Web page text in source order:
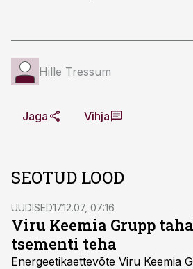
Hille Tressum
Jaga Vihja
SEOTUD LOOD
UUDISED17.12.07, 07:16
Viru Keemia Grupp
tsementi teha
Energeetikaettevõte Viru Keemia